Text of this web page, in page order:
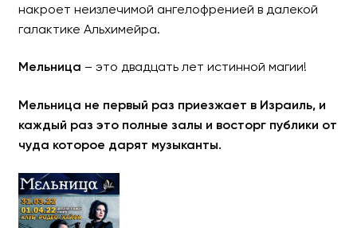
накроет неизлечимой ангелофренией в далекой
галактике Альхимейра.
Мельница – это двадцать лет истинной магии!
Мельница не первый раз приезжает в Израиль, и
каждый раз это полные залы и восторг публики от
чуда которое дарят музыканты.